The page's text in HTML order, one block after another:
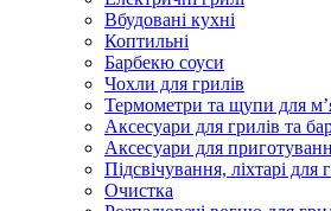
Вбудовані кухні
Коптильні
Барбекю соуси
Чохли для грилів
Термометри та щупи для
Аксесуари для грилів та
Аксесуари для
Підсвічування, ліхтарі для
Очистка